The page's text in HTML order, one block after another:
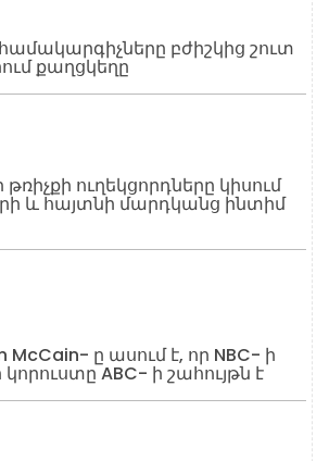
բժիշկից շուտ
քաղցկեղը
ուղեկցորդները կիսում
և հայտնի մարդկանց ինտիմ
McCain- ը ասում է, որ NBC- ի
ABC- ի շահույթն է